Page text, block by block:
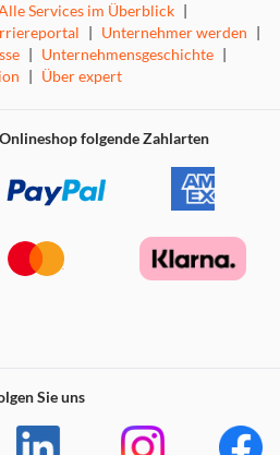
Services im Überblick |
| Unternehmer werden |
| Unternehmensgeschichte |
| Über expert
folgende Zahlarten
Sie uns